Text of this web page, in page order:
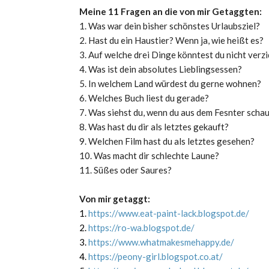
Meine 11 Fragen an die von mir Getaggten:
1. Was war dein bisher schönstes Urlaubsziel?
2. Hast du ein Haustier? Wenn ja, wie heißt es?
3. Auf welche drei Dinge könntest du nicht
4. Was ist dein absolutes Lieblingsessen?
5. In welchem Land würdest du gerne wohnen?
6. Welches Buch liest du gerade?
7. Was siehst du, wenn du aus dem Fesnter
8. Was hast du dir als letztes gekauft?
9. Welchen Film hast du als letztes gesehen?
10. Was macht dir schlechte Laune?
11. Süßes oder Saures?
Von mir getaggt:
1.https://www.eat-paint-lack.blogspot.de/
2.https://ro-wa.blogspot.de/
3.https://www.whatmakesmehappy.de/
4.https://peony-girl.blogspot.co.at/